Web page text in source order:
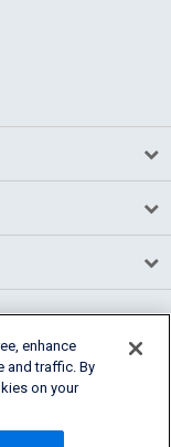
enhance
and traffic. By
on your